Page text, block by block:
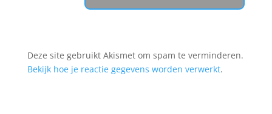
t
e
Deze site gebruikt Akismet om spam te verminderen.
Bekijk hoe je reactie gegevens worden verwerkt.